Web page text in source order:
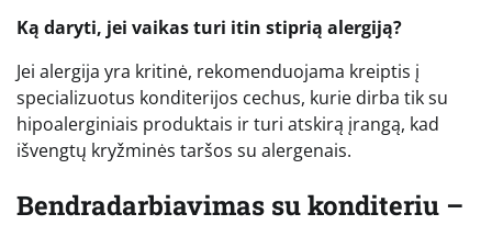
Ką daryti, jei vaikas turi itin stiprią alergiją?
Jei alergija yra kritinė, rekomenduojama kreiptis į
specializuotus konditerijos cechus, kurie dirba tik su
hipoalerginiais produktais ir turi atskirą įrangą, kad
išvengtų kryžminės taršos su alergenais.
Bendradarbiavimas su konditeriu –